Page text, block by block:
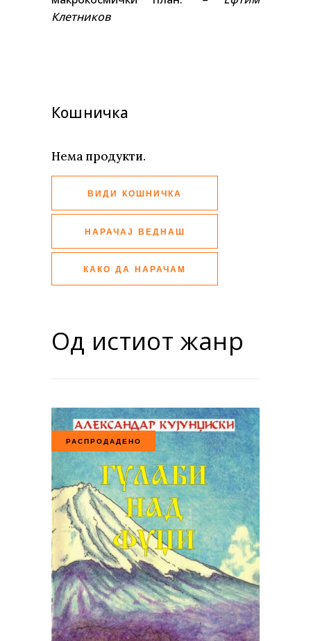
Клетников
Кошничка
Нема продукти.
ВИДИ КОШНИЧКА
НАРАЧАЈ ВЕДНАШ
КАКО ДА НАРАЧАМ
Од истиот жанр
РАСПРОДАДЕНО